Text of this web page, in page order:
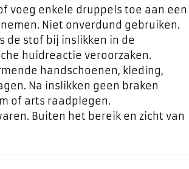
voeg enkele druppels toe aan een
Niet onverdund gebruiken.
de stof bij inslikken in de
huidreactie veroorzaken.
handschoenen, kleding,
Na inslikken geen braken
of arts raadplegen.
Buiten het bereik en zicht van